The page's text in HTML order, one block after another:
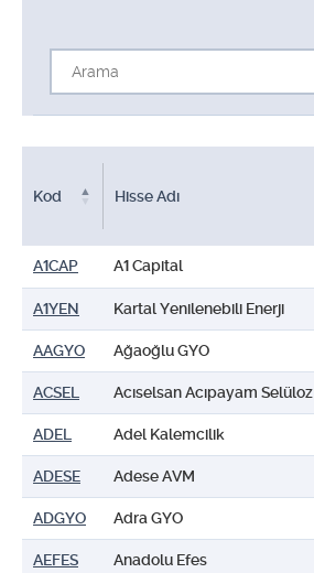
Kod Hisse Adı
Kod Hisse Adı
A1CAP A1 Capital
A1YEN Kartal Yenilenebili Enerji
AAGYO Ağaoğlu GYO
ACSEL Acıselsan Acıpayam Selüloz
ADEL Adel Kalemcilik
ADESE Adese AVM
ADGYO Adra GYO
AEFES Anadolu Efes